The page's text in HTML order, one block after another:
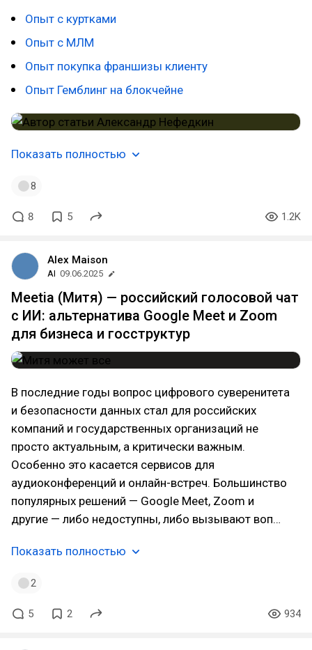
Опыт с куртками
Опыт с МЛМ
Опыт покупка франшизы клиенту
Опыт Гемблинг на блокчейне
Показать полностью
8
8 5 1.2K
Alex Maison
AI 09.06.2025
Meetia (Митя) — российский голосовой чат
с ИИ: альтернатива Google Meet и Zoom
для бизнеса и госструктур
В последние годы вопрос цифрового суверенитета
и безопасности данных стал для российских
компаний и государственных организаций не
просто актуальным, а критически важным.
Особенно это касается сервисов для
аудиоконференций и онлайн-встреч. Большинство
популярных решений — Google Meet, Zoom и
другие — либо недоступны, либо вызывают воп…
Показать полностью
2
5 2 934